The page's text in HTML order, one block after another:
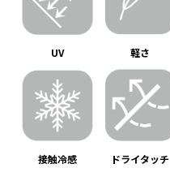
UV 軽さ
接触冷感 ドライタッチ